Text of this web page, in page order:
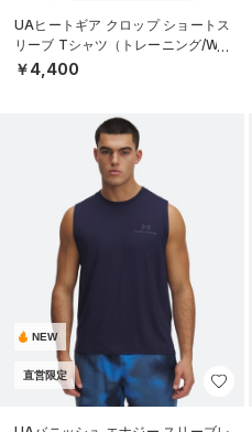
UAヒートギア クロップ ショートス
リーブ Tシャツ（トレーニング/WO
MEN）
￥4,400
NEW
直営限定